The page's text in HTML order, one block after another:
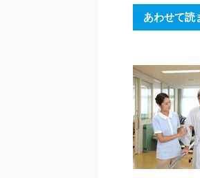
あわせて読